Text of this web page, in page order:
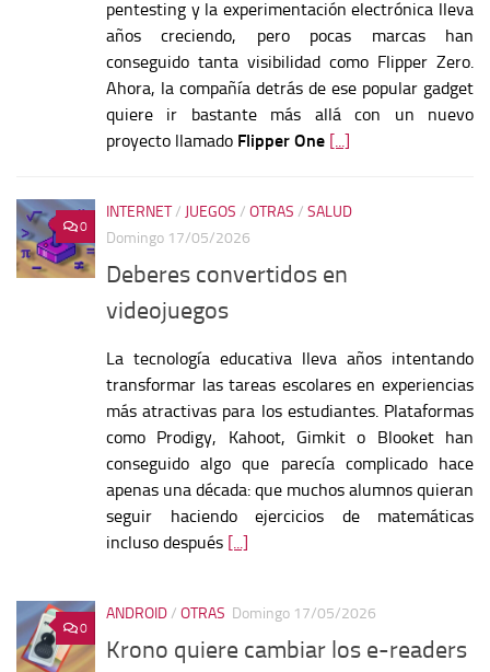
pentesting y la experimentación electrónica lleva
años creciendo, pero pocas marcas han
conseguido tanta visibilidad como Flipper Zero.
Ahora, la compañía detrás de ese popular gadget
quiere ir bastante más allá con un nuevo
proyecto llamado Flipper One [...]
0
INTERNET/ JUEGOS / OTRAS / SALUD
Domingo 17/05/2026
Deberes convertidos en
videojuegos
La tecnología educativa lleva años intentando
transformar las tareas escolares en experiencias
más atractivas para los estudiantes. Plataformas
como Prodigy, Kahoot, Gimkit o Blooket han
conseguido algo que parecía complicado hace
apenas una década: que muchos alumnos quieran
seguir haciendo ejercicios de matemáticas
incluso después [...]
0
ANDROID/ OTRAS Domingo 17/05/2026
Krono quiere cambiar los e-readers